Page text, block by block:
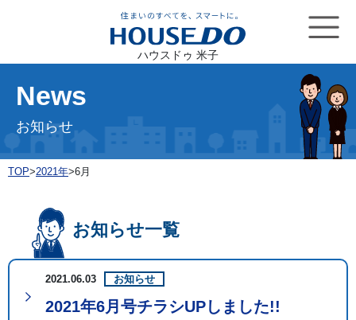
ハウスドゥ 米子
News
お知らせ
TOP>2021年>6月
お知らせ一覧
2021.06.03 お知らせ
2021年6月号チラシUPしました!!